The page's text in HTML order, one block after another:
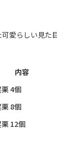
愛らしい見た
内容
4個
8個
12個